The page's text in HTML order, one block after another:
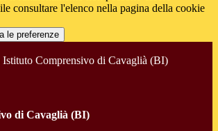
consultare l'elenco nella pagina della cookie
le preferenze
Istituto Comprensivo di Cavaglià (BI)
di Cavaglià (BI)